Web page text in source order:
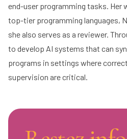
end-user programming tasks. Her
top-tier programming languages,
she also serves as a reviewer.
to develop AI systems that can
programs in settings where
supervision are critical.